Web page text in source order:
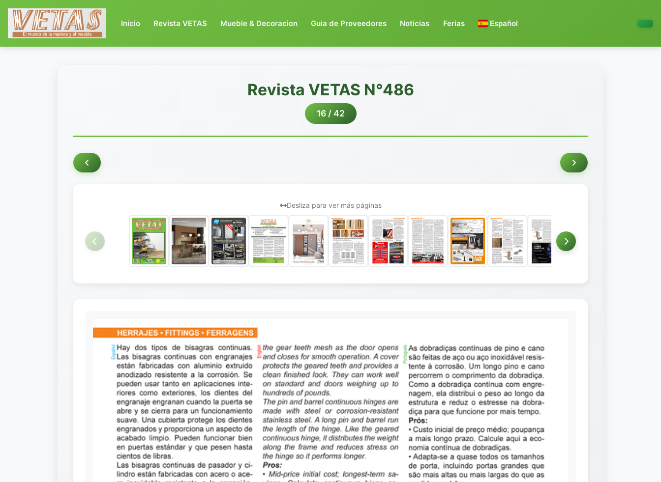
Inicio(current)
Revista VETAS Mueble & Decoracion Guia de Proveedores Noticias Ferias Español
Revista VETAS N°486
16 / 42
Desliza para ver más páginas